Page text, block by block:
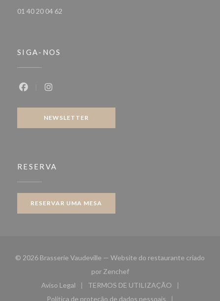
01 40 20 04 62
SIGA-NOS
NEWSLETTER
RESERVA
RESERVAR UMA MESA
© 2026 Brasserie Vaudeville — Website do restaurante criado
por Zenchef((abre numa nova janela))
Aviso Legal
((abre numa nova janela))
TERMOS DE UTILIZAÇÃO
((abre numa nova janela))
Política de proteção de dados pessoais